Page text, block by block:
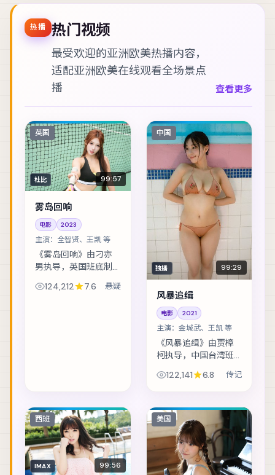
热播 热门视频
最受欢迎的亚洲欧美热播内容，
适配亚洲欧美在线观看全场景点
播
查看更多
英国
杜比 99:57
雾岛回响
电影 2023
主演： 全智贤、王凯 等
《雾岛回响》由刁亦
男执导，英国班底制
疑。网红直播途中闯
124,212 7.6 悬疑
中国
独播 99:29
风暴追缉
电影 2021
主演： 金城武、王凯 等
《风暴追缉》由贾樟
柯执导，中国台湾班
传记。人工智能伦理
括金城武、王凯、周
冬雨 等，表演层次...
122,141 6.8 传记
西班
IMAX 99:56
美国